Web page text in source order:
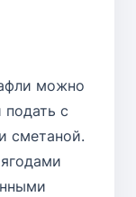
можно
подать с
сметаной.